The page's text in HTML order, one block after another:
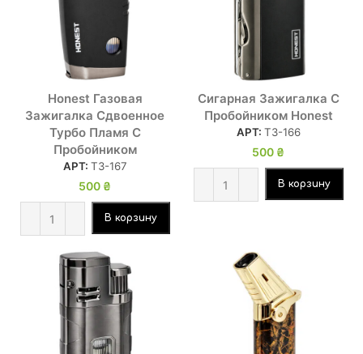
Honest Газовая
Зажигалка Сдвоенное
Турбо Пламя С
Пробойником
АРТ: ТЗ-167
500 ₴
В корзину
Сигарная Зажигалка С
Пробойником Honest
АРТ: ТЗ-166
500 ₴
В корзину